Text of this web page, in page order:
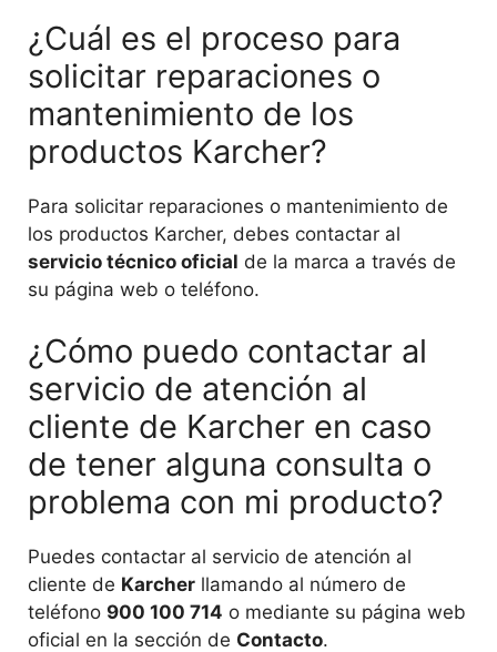
¿Cuál es el proceso para
solicitar reparaciones o
mantenimiento de los
productos Karcher?
Para solicitar reparaciones o mantenimiento de
los productos Karcher, debes contactar al
servicio técnico oficial de la marca a través de
su página web o teléfono.
¿Cómo puedo contactar al
servicio de atención al
cliente de Karcher en caso
de tener alguna consulta o
problema con mi producto?
Puedes contactar al servicio de atención al
cliente de Karcher llamando al número de
teléfono 900 100 714 o mediante su página web
oficial en la sección de Contacto.